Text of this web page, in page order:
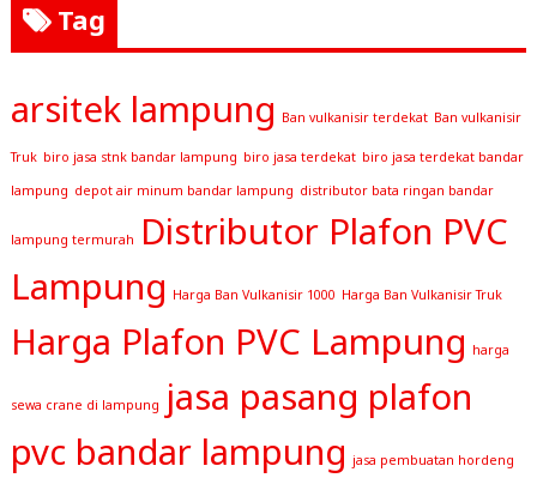
Tag
arsitek lampung Ban vulkanisir terdekat Ban vulkanisir
Truk biro jasa stnk bandar lampung biro jasa terdekat biro jasa terdekat bandar
lampung depot air minum bandar lampung distributor bata ringan bandar
lampung termurah
Distributor Plafon PVC
Lampung Harga Ban Vulkanisir 1000 Harga Ban Vulkanisir Truk
Harga Plafon PVC Lampung harga
sewa crane di lampung
jasa pasang plafon
pvc bandar lampung jasa pembuatan hordeng